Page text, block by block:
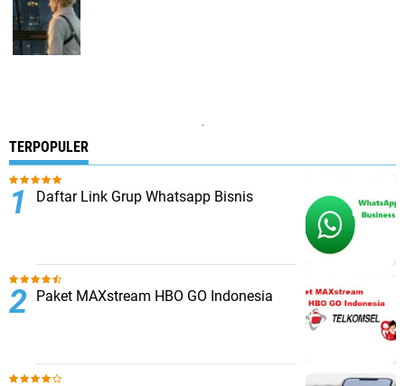
TERPOPULER
Daftar Link Grup Whatsapp Bisnis
Paket MAXstream HBO GO Indonesia